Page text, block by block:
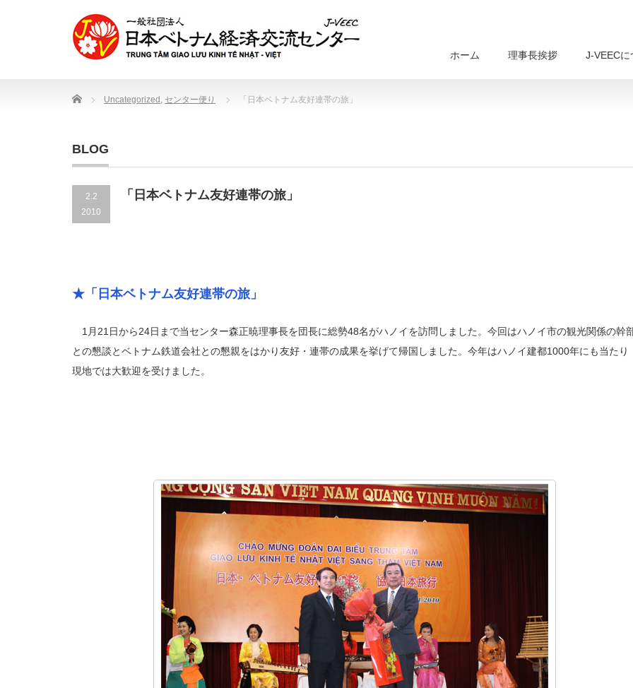
ホーム 理事長挨拶 J-VEECに
Home Uncategorized , センター便り 「日本ベトナム友好連帯の旅」
BLOG
2.2
2010
「日本ベトナム友好連帯の旅」
★「日本ベトナム友好連帯の旅」
1月21日から24日まで当センター森正暁理事長を団長に総勢48名がハノイを訪問しました。今回はハノイ市の観光関係の幹
との懇談とベトナム鉄道会社との懇親をはかり友好・連帯の成果を挙げて帰国しました。今年はハノイ建都1000年にも当たり
現地では大歓迎を受けました。